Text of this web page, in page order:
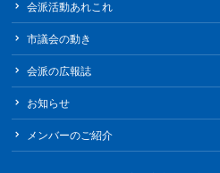
会派活動あれこれ
市議会の動き
会派の広報誌
お知らせ
メンバーのご紹介